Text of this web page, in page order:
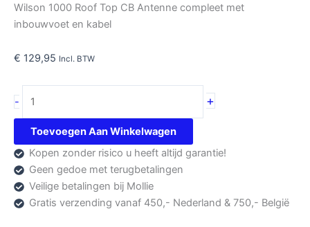
Wilson 1000 Roof Top CB Antenne compleet met
inbouwvoet en kabel
€ 129,95 Incl. BTW
-
1000
Roof
Top
CB
Antenne
aantal
+
Toevoegen Aan Winkelwagen
Kopen zonder risico u heeft altijd garantie!
Geen gedoe met terugbetalingen
Veilige betalingen bij Mollie
Gratis verzending vanaf 450,- Nederland & 750,- België